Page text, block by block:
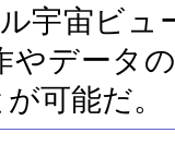
宇宙ビュ
やデータ
可能だ。